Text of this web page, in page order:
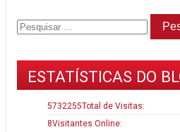
ESTATÍSTICAS DO
5732255Total de Visitas:
8Visitantes Online: